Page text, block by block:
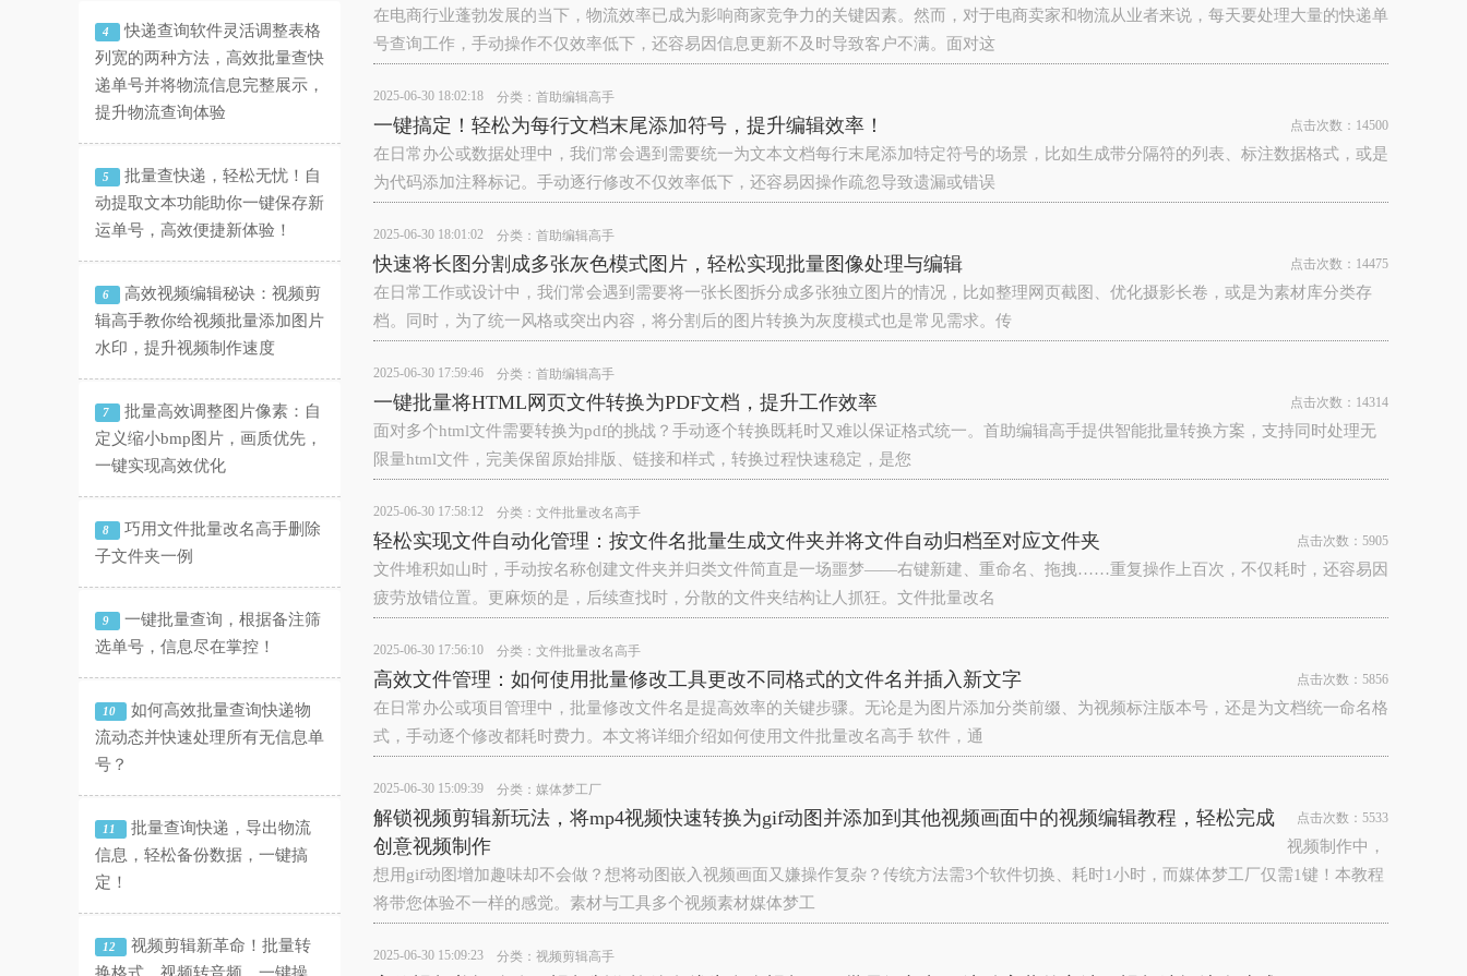
4
快递查询软件灵活调整表格
列宽的两种方法，高效批量查快
递单号并将物流信息完整展示，
提升物流查询体验
5
批量查快递，轻松无忧！自
动提取文本功能助你一键保存新
运单号，高效便捷新体验！
6
高效视频编辑秘诀：视频剪
辑高手教你给视频批量添加图片
水印，提升视频制作速度
7
批量高效调整图片像素：自
定义缩小bmp图片，画质优先，
一键实现高效优化
8
巧用文件批量改名高手删除
子文件夹一例
9
一键批量查询，根据备注筛
选单号，信息尽在掌控！
10
如何高效批量查询快递物
流动态并快速处理所有无信息单
号？
11
批量查询快递，导出物流
信息，轻松备份数据，一键搞
定！
12
视频剪辑新革命！批量转
在电商行业蓬勃发展的当下，物流效率已成为影响商家竞争力的关键因素。然而，对于电商卖家和物流从业者来说，每天要处理大量的快递单
号查询工作，手动操作不仅效率低下，还容易因信息更新不及时导致客户不满。面对这
2025-06-30 18:02:18 分类： 首助编辑高手
一键搞定！轻松为每行文档末尾添加符号，提升编辑效率！ 点击次数：14500
在日常办公或数据处理中，我们常会遇到需要统一为文本文档每行末尾添加特定符号的场景，比如生成带分隔符的列表、标注数据格式，或是
为代码添加注释标记。手动逐行修改不仅效率低下，还容易因操作疏忽导致遗漏或错误
2025-06-30 18:01:02 分类： 首助编辑高手
快速将长图分割成多张灰色模式图片，轻松实现批量图像处理与编辑 点击次数：14475
在日常工作或设计中，我们常会遇到需要将一张长图拆分成多张独立图片的情况，比如整理网页截图、优化摄影长卷，或是为素材库分类存
档。同时，为了统一风格或突出内容，将分割后的图片转换为灰度模式也是常见需求。传
2025-06-30 17:59:46 分类： 首助编辑高手
一键批量将HTML网页文件转换为PDF文档，提升工作效率 点击次数：14314
面对多个html文件需要转换为pdf的挑战？手动逐个转换既耗时又难以保证格式统一。首助编辑高手提供智能批量转换方案，支持同时处理无
限量html文件，完美保留原始排版、链接和样式，转换过程快速稳定，是您
2025-06-30 17:58:12 分类： 文件批量改名高手
轻松实现文件自动化管理：按文件名批量生成文件夹并将文件自动归档至对应文件夹 点击次数：5905
文件堆积如山时，手动按名称创建文件夹并归类文件简直是一场噩梦——右键新建、重命名、拖拽……重复操作上百次，不仅耗时，还容易因
疲劳放错位置。更麻烦的是，后续查找时，分散的文件夹结构让人抓狂。文件批量改名
2025-06-30 17:56:10 分类： 文件批量改名高手
高效文件管理：如何使用批量修改工具更改不同格式的文件名并插入新文字 点击次数：5856
在日常办公或项目管理中，批量修改文件名是提高效率的关键步骤。无论是为图片添加分类前缀、为视频标注版本号，还是为文档统一命名格
式，手动逐个修改都耗时费力。本文将详细介绍如何使用文件批量改名高手 软件，通
2025-06-30 15:09:39 分类： 媒体梦工厂
解锁视频剪辑新玩法，将mp4视频快速转换为gif动图并添加到其他视频画面中的视频编辑教程，轻松完成
创意视频制作
点击次数：5533
视频制作中，
想用gif动图增加趣味却不会做？想将动图嵌入视频画面又嫌操作复杂？传统方法需3个软件切换、耗时1小时，而‌媒体梦工厂‌仅需1键！本教程
将带您体验不一样的感觉。素材与工具多个视频素材媒体梦工
2025-06-30 15:09:23 分类： 视频剪辑高手